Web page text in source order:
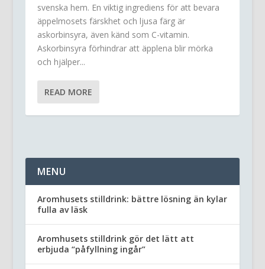
svenska hem. En viktig ingrediens för att bevara
äppelmosets färskhet och ljusa färg är
askorbinsyra, även känd som C-vitamin.
Askorbinsyra förhindrar att äpplena blir mörka
och hjälper...
READ MORE
MENU
Aromhusets stilldrink: bättre lösning än kylar
fulla av läsk
Aromhusets stilldrink gör det lätt att
erbjuda “påfyllning ingår”